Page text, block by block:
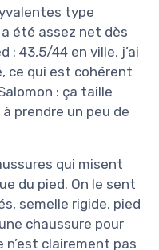
type
été assez net dès
: 43,5/44 en ville, j’ai
ce qui est cohérent
: ça taille
prendre un peu de
qui misent
du pied. On le sent
semelle rigide, pied
chaussure pour
clairement pas